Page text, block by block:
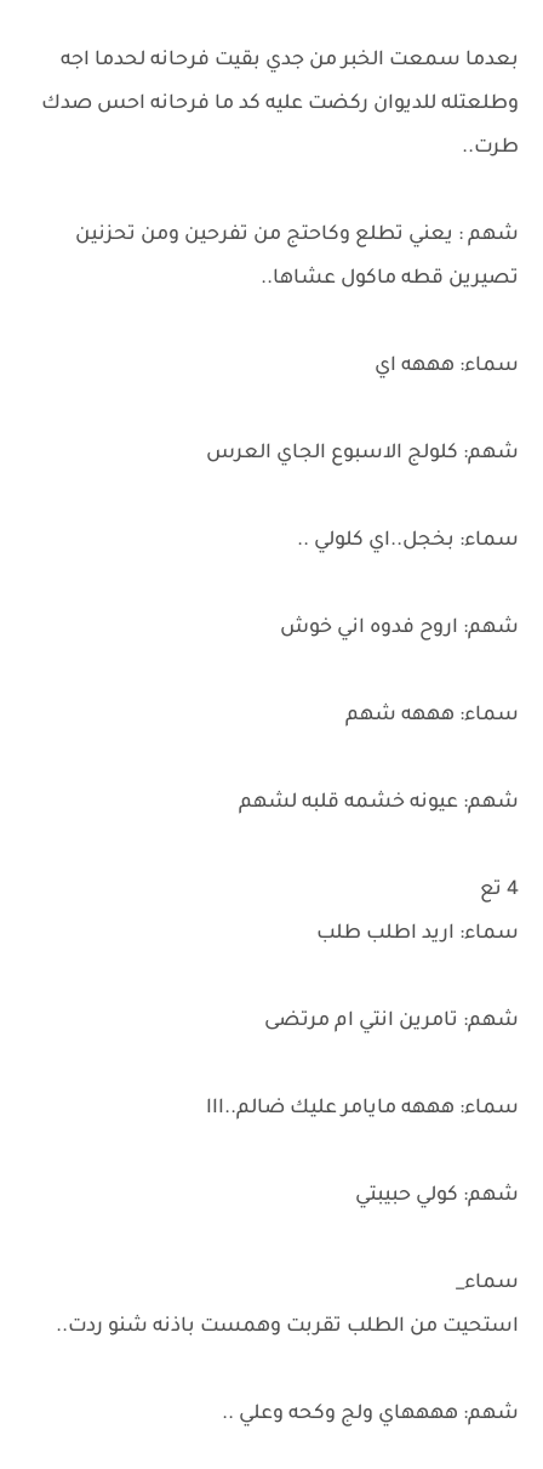
بعدما سمعت الخبر من جدي بقيت فرحانه لحدما اجه
وطلعتله للديوان ركضت عليه كد ما فرحانه احس صدك
طرت..
شهم : يعني تطلع وكاحتج من تفرحين ومن تحزنين
تصيرين قطه ماكول عشاها..
سماء: هههه اي
شهم: كلولج الاسبوع الجاي العرس
سماء: بخجل..اي كلولي ..
شهم: اروح فدوه اني خوش
سماء: هههه شهم
شهم: عيونه خشمه قلبه لشهم
4 تع
سماء: اريد اطلب طلب
شهم: تامرين انتي ام مرتضى
سماء: هههه مايامر عليك ضالم..ااا
شهم: كولي حبيبتي
سماء_
استحيت من الطلب تقربت وهمست باذنه شنو ردت..
شهم: ههههاي ولج وكحه وعلي ..